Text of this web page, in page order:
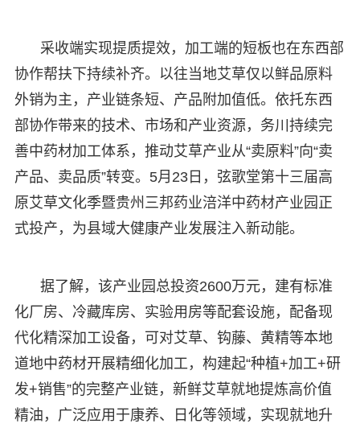
采收端实现提质提效，加工端的短板也在东西部
协作帮扶下持续补齐。以往当地艾草仅以鲜品原料
外销为主，产业链条短、产品附加值低。依托东西
部协作带来的技术、市场和产业资源，务川持续完
善中药材加工体系，推动艾草产业从“卖原料”向“卖
产品、卖品质”转变。5月23日，弦歌堂第十三届高
原艾草文化季暨贵州三邦药业涪洋中药材产业园正
式投产，为县域大健康产业发展注入新动能。
据了解，该产业园总投资2600万元，建有标准
化厂房、冷藏库房、实验用房等配套设施，配备现
代化精深加工设备，可对艾草、钩藤、黄精等本地
道地中药材开展精细化加工，构建起“种植+加工+研
发+销售”的完整产业链，新鲜艾草就地提炼高价值
精油，广泛应用于康养、日化等领域，实现就地升